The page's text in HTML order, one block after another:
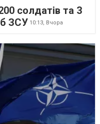
солдатів та 3
ЗСУ 10:13, Вчора